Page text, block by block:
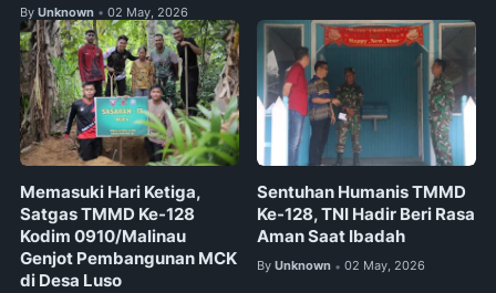
By Unknown • 02 May, 2026
Memasuki Hari Ketiga,
Satgas TMMD Ke-128
Kodim 0910/Malinau
Genjot Pembangunan MCK
di Desa Luso
Sentuhan Humanis TMMD
Ke-128, TNI Hadir Beri Rasa
Aman Saat Ibadah
By Unknown • 02 May, 2026